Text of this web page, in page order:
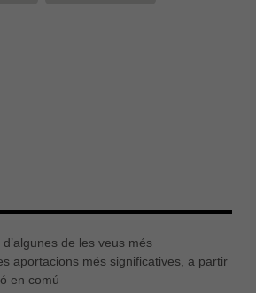
de les veus més
aportacions més significatives, a partir
en comú